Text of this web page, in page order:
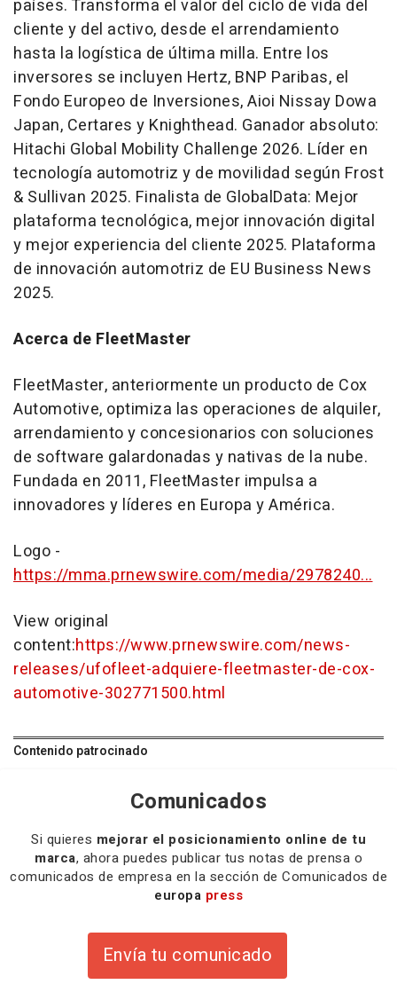
países. Transforma el valor del ciclo de vida del
cliente y del activo, desde el arrendamiento
hasta la logística de última milla. Entre los
inversores se incluyen Hertz, BNP Paribas, el
Fondo Europeo de Inversiones, Aioi Nissay Dowa
Japan, Certares y Knighthead. Ganador absoluto:
Hitachi Global Mobility Challenge 2026. Líder en
tecnología automotriz y de movilidad según Frost
& Sullivan 2025. Finalista de GlobalData: Mejor
plataforma tecnológica, mejor innovación digital
y mejor experiencia del cliente 2025. Plataforma
de innovación automotriz de EU Business News
2025.
Acerca de FleetMaster
FleetMaster, anteriormente un producto de Cox
Automotive, optimiza las operaciones de alquiler,
arrendamiento y concesionarios con soluciones
de software galardonadas y nativas de la nube.
Fundada en 2011, FleetMaster impulsa a
innovadores y líderes en Europa y América.
Logo -
https://mma.prnewswire.com/media/2978240...
View original
content:https://www.prnewswire.com/news-
releases/ufofleet-adquiere-fleetmaster-de-cox-
automotive-302771500.html
Contenido patrocinado
Comunicados
Si quieres mejorar el posicionamiento online de tu
marca, ahora puedes publicar tus notas de prensa o
comunicados de empresa en la sección de Comunicados de
europa press
Envía tu comunicado